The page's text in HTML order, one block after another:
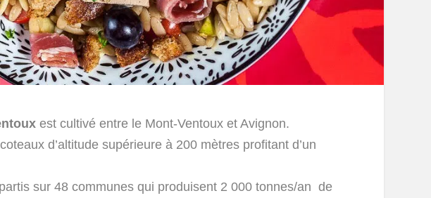
est cultivé entre le Mont-Ventoux et Avignon.
d’altitude supérieure à 200 mètres profitant d’un
sur 48 communes qui produisent 2 000 tonnes/an de